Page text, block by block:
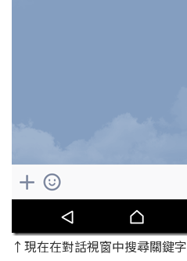
↑現在在對話視窗中搜尋關鍵